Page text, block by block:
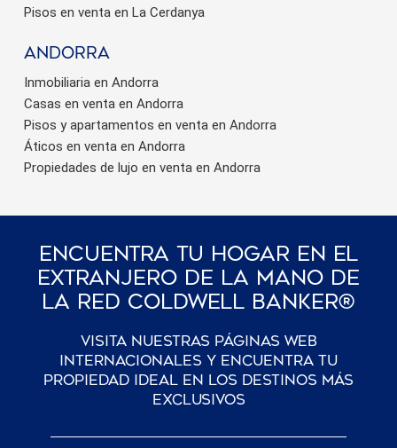
Pisos en venta en La Cerdanya
Andorra
Inmobiliaria en Andorra
Casas en venta en Andorra
Pisos y apartamentos en venta en Andorra
Áticos en venta en Andorra
Propiedades de lujo en venta en Andorra
Encuentra Tu Hogar En El
Extranjero De La Mano De
La Red Coldwell Banker®
Visita nuestras páginas web
internacionales y encuentra tu
propiedad ideal en los destinos más
exclusivos